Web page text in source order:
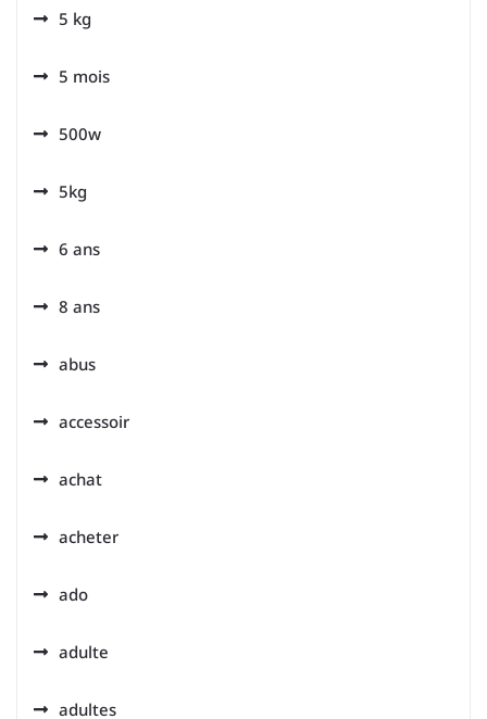
5 kg
5 mois
500w
5kg
6 ans
8 ans
abus
accessoir
achat
acheter
ado
adulte
adultes